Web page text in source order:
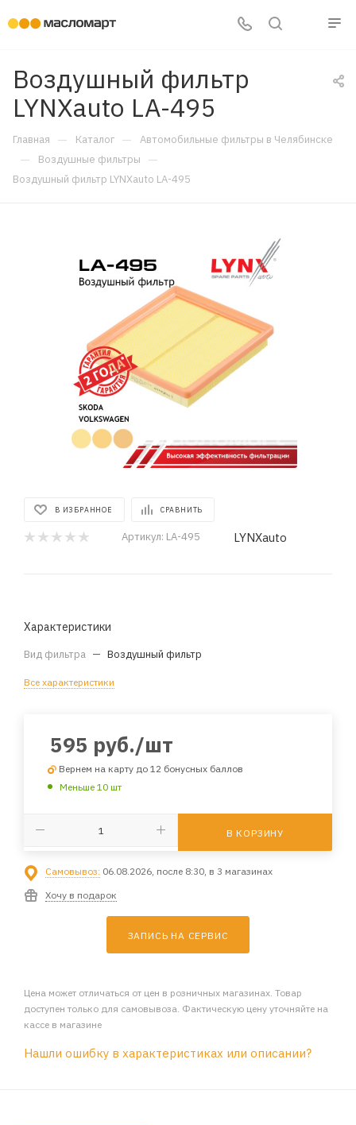
Воздушный фильтр
LYNXauto LA-495
Главная — Каталог — Автомобильные фильтры в Челябинске
— Воздушные фильтры —
Воздушный фильтр LYNXauto LA-495
В ИЗБРАННОЕ СРАВНИТЬ
Артикул: LA-495 LYNXauto
Характеристики
Вид фильтра — Воздушный фильтр
Все характеристики
595 руб./шт
Вернем на карту до 12 бонусных баллов
Меньше 10 шт
В КОРЗИНУ
Самовывоз: 06.08.2026, после 8:30, в 3 магазинах
Хочу в подарок
ЗАПИСЬ НА СЕРВИС
Цена может отличаться от цен в розничных магазинах. Товар
доступен только для самовывоза. Фактическую цену уточняйте на
кассе в магазине
Нашли ошибку в характеристиках или описании?